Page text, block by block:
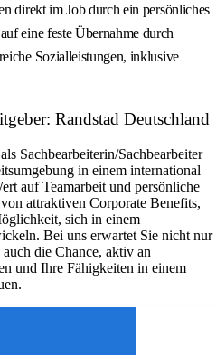
direkt im Job durch ein persönliches
eine feste Übernahme durch
Sozialleistungen, inklusive
Randstad Deutschland
Sachbearbeiterin/Sachbearbeiter
in einem international
auf Teamarbeit und persönliche
attraktiven Corporate Benefits,
sich in einem
Bei uns erwartet Sie nicht nur
die Chance, aktiv an
und Ihre Fähigkeiten in einem